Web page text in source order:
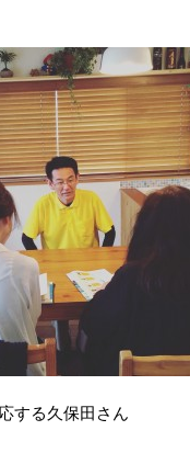
する久保田さん